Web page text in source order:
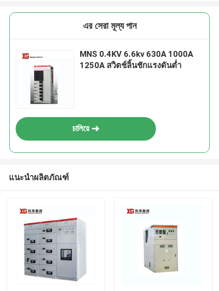
এর সেরা মূল্য পান
MNS 0.4KV 6.6kv 630A 1000A
1250A สวิตช์ลิ้นชักแรงดันต่ำ
চালিয়ে
แนะนำผลิตภัณฑ์